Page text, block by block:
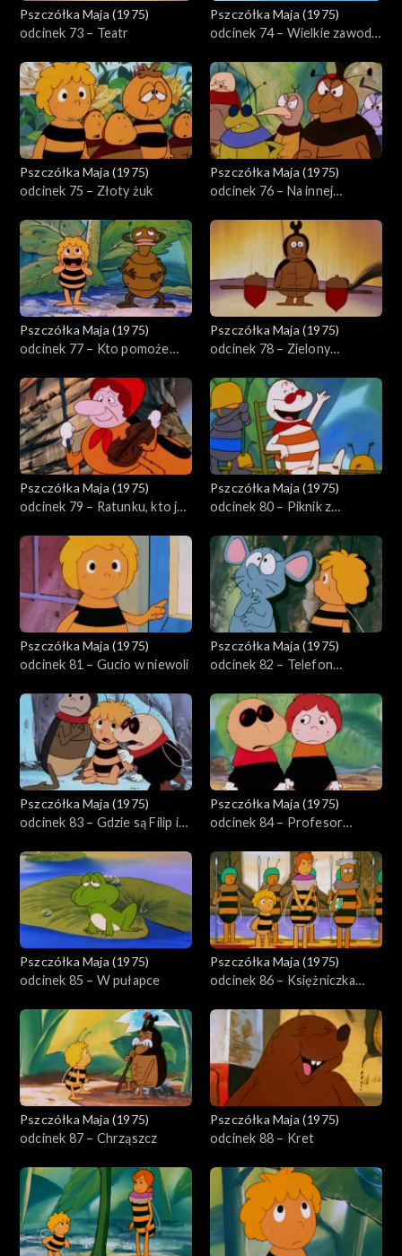
Pszczółka Maja (1975)
odcinek 73 – Teatr
Pszczółka Maja (1975)
odcinek 74 – Wielkie zawody
Pszczółka Maja (1975)
odcinek 75 – Złoty żuk
Pszczółka Maja (1975)
odcinek 76 – Na innej
Pszczółka Maja (1975)
odcinek 77 – Kto pomoże
Pszczółka Maja (1975)
odcinek 78 – Zielony
Pszczółka Maja (1975)
odcinek 79 – Ratunku, kto ja
Pszczółka Maja (1975)
odcinek 80 – Piknik z
Pszczółka Maja (1975)
odcinek 81 – Gucio w niewoli
Pszczółka Maja (1975)
odcinek 82 – Telefon
Pszczółka Maja (1975)
odcinek 83 – Gdzie są Filip i
Pszczółka Maja (1975)
odcinek 84 – Profesor
Pszczółka Maja (1975)
odcinek 85 – W pułapce
Pszczółka Maja (1975)
odcinek 86 – Księżniczka
Pszczółka Maja (1975)
odcinek 87 – Chrząszcz
Pszczółka Maja (1975)
odcinek 88 – Kret